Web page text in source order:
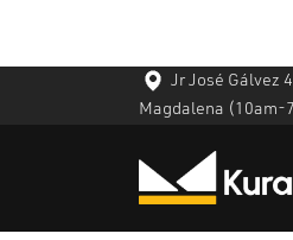
Jr José Gálvez
Magdalena (10am-